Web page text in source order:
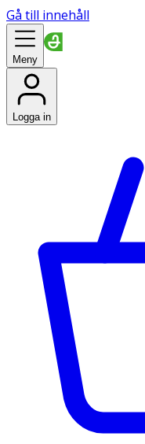
Gå till innehåll
Meny
Logga in